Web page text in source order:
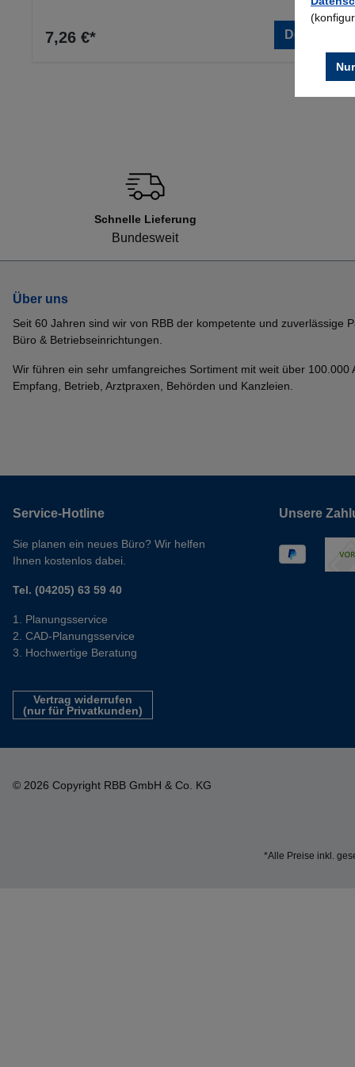
7,26 €* Details
Schnelle Lieferung
Bundesweit
Über uns
Seit 60 Jahren sind wir von RBB der kompetente und zuverlässige
Büro & Betriebseinrichtungen.
Wir führen ein sehr umfangreiches Sortiment mit weit über 100.000
Empfang, Betrieb, Arztpraxen, Behörden und Kanzleien.
Service-Hotline
Sie planen ein neues Büro? Wir helfen
Ihnen kostenlos dabei.
Tel. (04205) 63 59 40
Planungsservice
CAD-Planungsservice
Hochwertige Beratung
Vertrag widerrufen
(nur für Privatkunden)
Unsere
© 2026 Copyright RBB GmbH & Co. KG
*Alle Preise inkl.